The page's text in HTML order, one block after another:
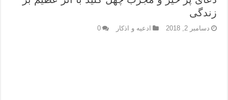
دعای روزی و رفع فقر – دعای مجرب برای گشایش مالی و برکت در کار
دعای قوی برای حاجات دنیا و آخرت – حاجت روایی و رفع مشکلات
زندگی
دسامبر 2, 2018 ادعيه و اذكار 0